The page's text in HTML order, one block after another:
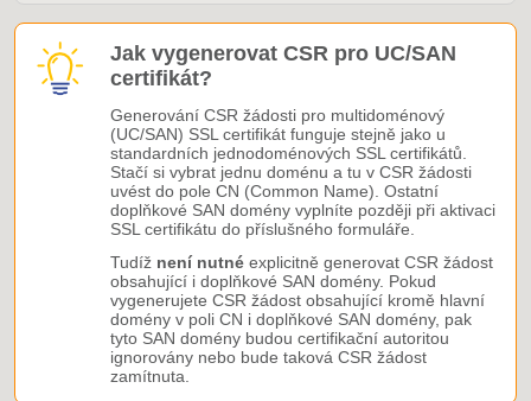
Jak vygenerovat CSR pro UC/SAN
certifikát?
Generování CSR žádosti pro multidoménový
(UC/SAN) SSL certifikát funguje stejně jako u
standardních jednodoménových SSL certifikátů.
Stačí si vybrat jednu doménu a tu v CSR žádosti
uvést do pole CN (Common Name). Ostatní
doplňkové SAN domény vyplníte později při aktivaci
SSL certifikátu do příslušného formuláře.
Tudíž není nutné explicitně generovat CSR žádost
obsahující i doplňkové SAN domény. Pokud
vygenerujete CSR žádost obsahující kromě hlavní
domény v poli CN i doplňkové SAN domény, pak
tyto SAN domény budou certifikační autoritou
ignorovány nebo bude taková CSR žádost
zamítnuta.